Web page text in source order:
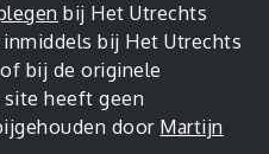
bij Het Utrechts
bij Het Utrechts
bij de originele
site heeft geen
door Martijn